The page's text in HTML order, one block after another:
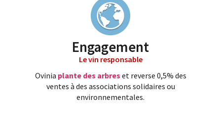
Engagement
Le vin responsable
Ovinia plante des arbres et reverse 0,5% des
ventes à des associations solidaires ou
environnementales.